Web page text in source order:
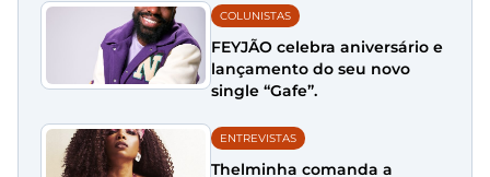
COLUNISTAS
FEYJÃO celebra aniversário e
lançamento do seu novo
single “Gafe”.
ENTREVISTAS
Thelminha comanda a